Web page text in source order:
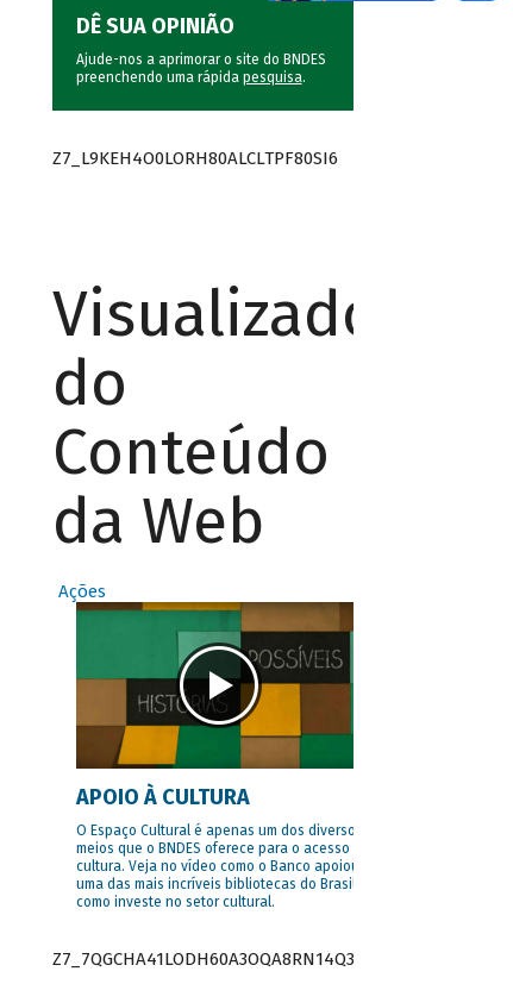
DÊ SUA OPINIÃO
Ajude-nos a aprimorar o site do BNDES
preenchendo uma rápida pesquisa.
Z7_L9KEH4O0LORH80ALCLTPF80SI6
Visualizador
do
Conteúdo
da Web
Ações
APOIO À CULTURA
O Espaço Cultural é apenas um dos diversos
meios que o BNDES oferece para o acesso à
cultura. Veja no vídeo como o Banco apoiou
uma das mais incríveis bibliotecas do Brasil e
como investe no setor cultural.
Z7_7QGCHA41LODH60A3OQA8RN14Q3